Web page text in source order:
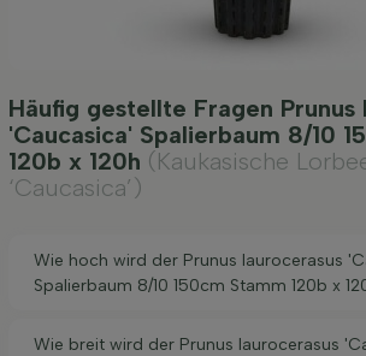
Häufig gestellte Fragen Prunus
'Caucasica' Spalierbaum 8/10
120b x 120h (Kaukasische
‘Caucasica’)
Wie hoch wird der Prunus laurocerasus
Spalierbaum 8/10 150cm Stamm 120b x
Wie breit wird der Prunus laurocerasus